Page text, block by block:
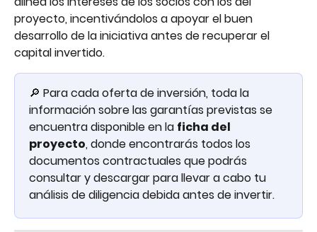
proyecto, incentivándolos a apoyar el buen
desarrollo de la iniciativa antes de recuperar el
capital invertido.
🔎 Para cada oferta de inversión, toda la
información sobre las garantías previstas se
encuentra disponible en la ficha del
proyecto, donde encontrarás todos los
documentos contractuales que podrás
consultar y descargar para llevar a cabo tu
análisis de diligencia debida antes de invertir.